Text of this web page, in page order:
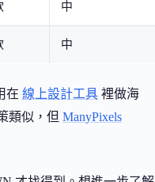
中
中
在 線上設計工具 裡做海
類似，但 ManyPixels